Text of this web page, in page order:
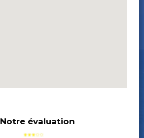
Notre évaluation